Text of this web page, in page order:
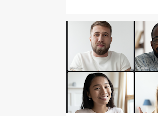
SCUOLA E DIDATTICA